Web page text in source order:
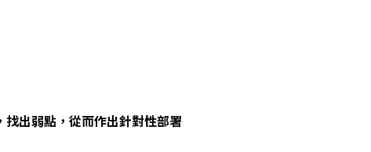
出弱點，從而作出針對性部署